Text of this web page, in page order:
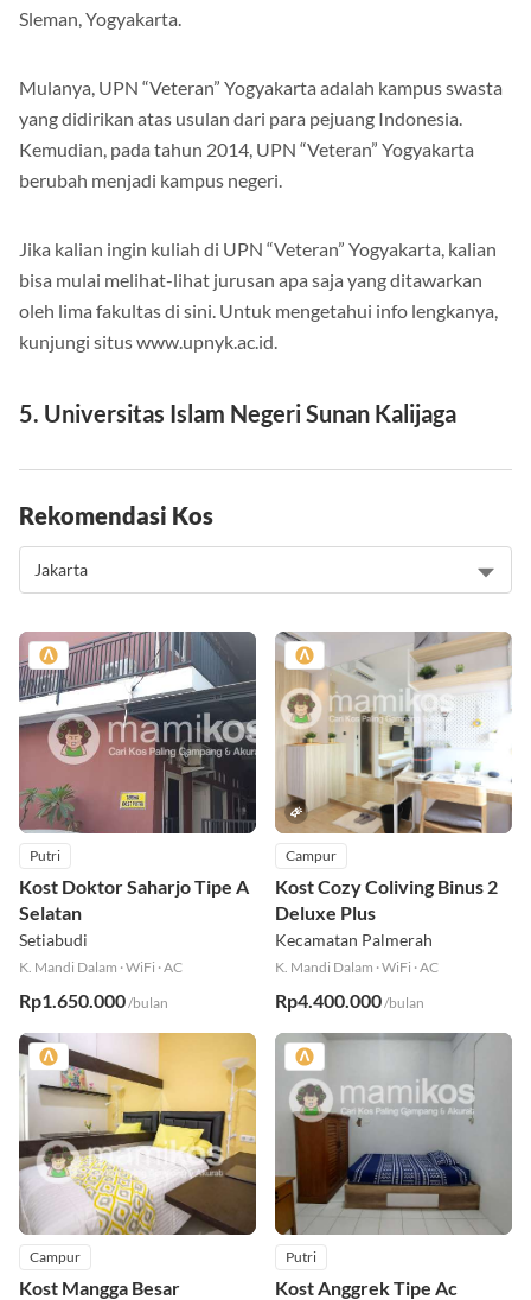
Sleman, Yogyakarta.
Mulanya, UPN “Veteran” Yogyakarta adalah kampus swasta
yang didirikan atas usulan dari para pejuang Indonesia.
Kemudian, pada tahun 2014, UPN “Veteran” Yogyakarta
berubah menjadi kampus negeri.
Jika kalian ingin kuliah di UPN “Veteran” Yogyakarta, kalian
bisa mulai melihat-lihat jurusan apa saja yang ditawarkan
oleh lima fakultas di sini. Untuk mengetahui info lengkanya,
kunjungi situs www.upnyk.ac.id.
5. Universitas Islam Negeri Sunan Kalijaga
Rekomendasi Kos
Putri
Kost Doktor Saharjo Tipe A
Selatan
Setiabudi
K. Mandi Dalam ·WiFi ·AC
Rp1.650.000/bulan
Campur
Kost Cozy Coliving Binus 2
Deluxe Plus
Kecamatan Palmerah
K. Mandi Dalam ·WiFi ·AC
Rp4.400.000/bulan
Campur
Kost Mangga Besar
Putri
Kost Anggrek Tipe Ac